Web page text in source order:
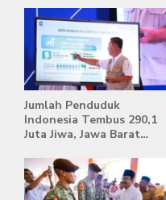
Jumlah Penduduk
Indonesia Tembus 290,1
Juta Jiwa, Jawa Barat
Terpadat